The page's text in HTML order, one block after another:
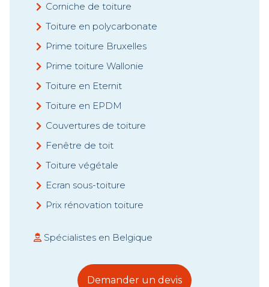
Corniche de toiture
Toiture en polycarbonate
Prime toiture Bruxelles
Prime toiture Wallonie
Toiture en Eternit
Toiture en EPDM
Couvertures de toiture
Fenêtre de toit
Toiture végétale
Ecran sous-toiture
Prix rénovation toiture
Spécialistes en Belgique
Demander un devis